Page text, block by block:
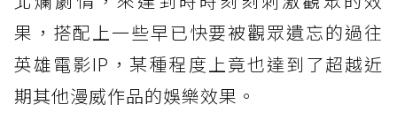
果，搭配上一些早已快要被觀眾遺忘的過往
英雄電影IP，某種程度上竟也達到了超越近
期其他漫威作品的娛樂效果。